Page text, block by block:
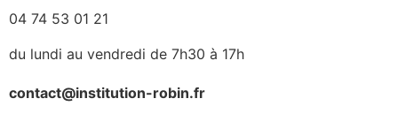
04 74 53 01 21
du lundi au vendredi de 7h30 à 17h
contact@institution-robin.fr